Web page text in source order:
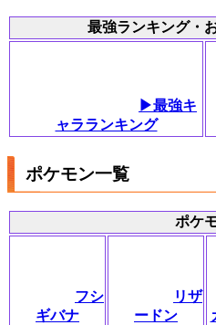
最強ランキング・
▶最強キ
ャラランキング
ポケモン一覧
ポケ
フシ
ギバナ
リザ
ードン